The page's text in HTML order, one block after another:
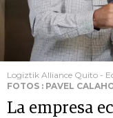
Logiztik Alliance Quito -
FOTOS : PAVEL
La empresa